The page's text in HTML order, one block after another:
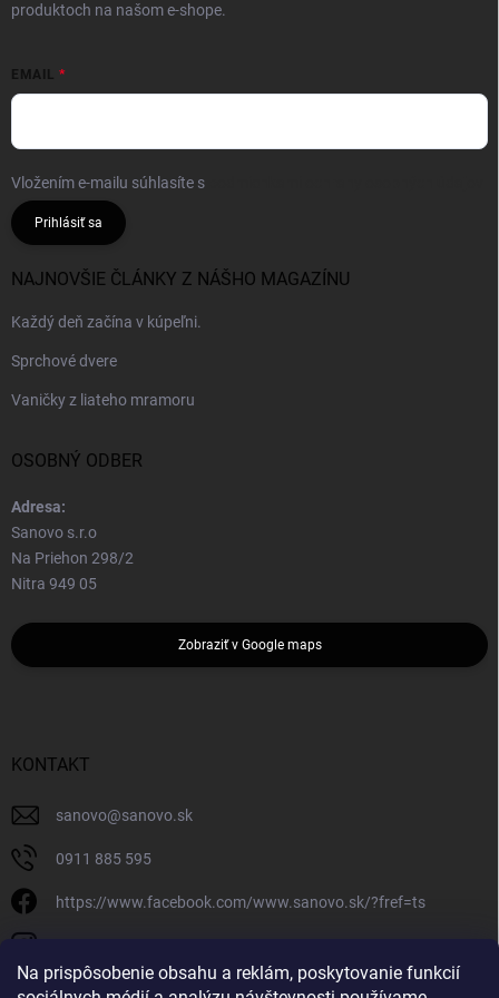
Na prispôsobenie obsahu a reklám, poskytovanie funkcií
produktoch na našom e-shope.
EMAIL
Vložením e-mailu súhlasíte s
Prihlásiť sa
NAJNOVŠIE ČLÁNKY Z NÁŠHO MAGAZÍNU
Každý deň začína v kúpeľni.
Sprchové dvere
Vaničky z liateho mramoru
OSOBNÝ ODBER
Adresa:
Sanovo s.r.o
Na Priehon 298/2
Nitra 949 05
Zobraziť v Google maps
KONTAKT
sanovo@sanovo.sk
0911 885 595
https://www.facebook.com/www.sanovo.sk/?fref=ts